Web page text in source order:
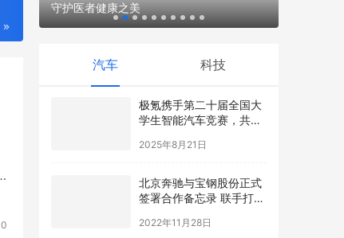
0
汽车 科技
极氪携手第二十届全国大
学生智能汽车竞赛，共创
智能化生态发展
签署合作备忘录 联手打造
绿色钢铁供应链